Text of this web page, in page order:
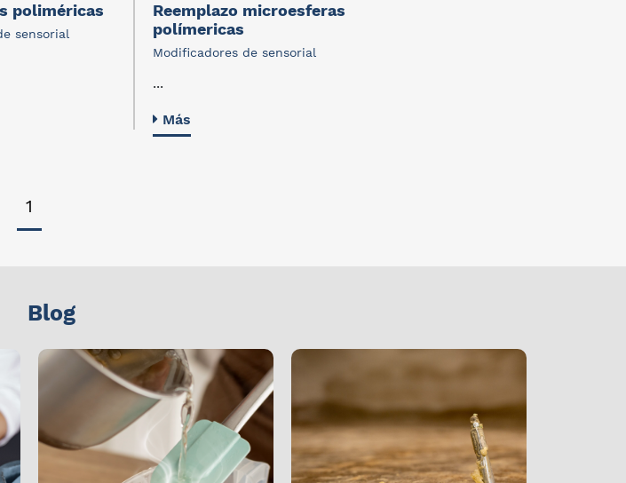
poliméricas
sensorial
Reemplazo microesferas
polímericas
Modificadores de sensorial
...
Más
1
Blog